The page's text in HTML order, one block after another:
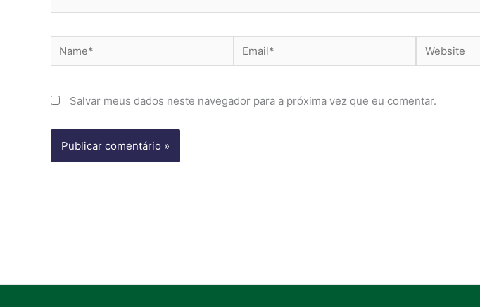
Name* Email* Website
Salvar meus dados neste navegador para a próxima vez que eu comentar.